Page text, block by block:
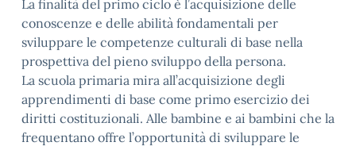
La finalità del primo ciclo è l’acquisizione delle
conoscenze e delle abilità fondamentali per
sviluppare le competenze culturali di base nella
prospettiva del pieno sviluppo della persona.
La scuola primaria mira all’acquisizione degli
apprendimenti di base come primo esercizio dei
diritti costituzionali. Alle bambine e ai bambini che la
frequentano offre l’opportunità di sviluppare le